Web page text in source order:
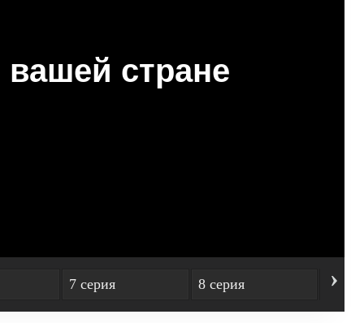
7 серия 8 серия 9
›